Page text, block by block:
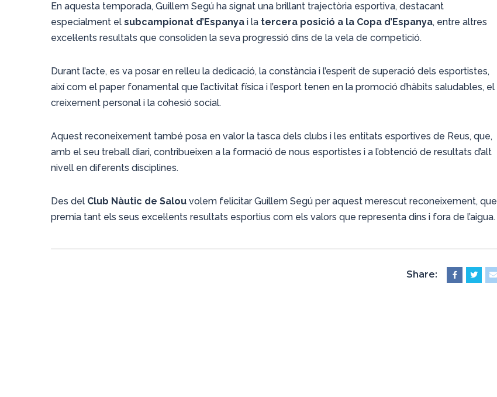
En aquesta temporada, Guillem Segú ha signat una brillant trajectòria esportiva, destacant
especialment el subcampionat d’Espanya i la tercera posició a la Copa d’Espanya, entre altres
excel·lents resultats que consoliden la seva progressió dins de la vela de competició.
Durant l’acte, es va posar en relleu la dedicació, la constància i l’esperit de superació dels esportistes,
així com el paper fonamental que l’activitat física i l’esport tenen en la promoció d’hàbits saludables, el
creixement personal i la cohesió social.
Aquest reconeixement també posa en valor la tasca dels clubs i les entitats esportives de Reus, que,
amb el seu treball diari, contribueixen a la formació de nous esportistes i a l’obtenció de resultats d’alt
nivell en diferents disciplines.
Des del Club Nàutic de Salou volem felicitar Guillem Segú per aquest merescut reconeixement, que
premia tant els seus excel·lents resultats esportius com els valors que representa dins i fora de l’aigua.
Share: